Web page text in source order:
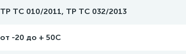
ТР ТС 010/2011, TP TC 032/2013
от -20 до + 50С